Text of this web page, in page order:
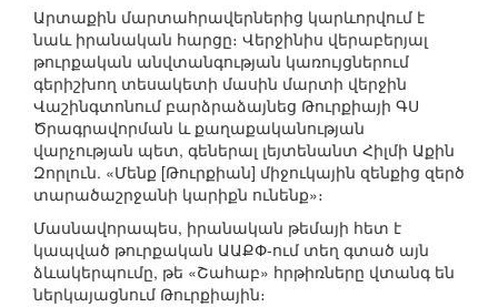
Արտաքին մարտահրավերներից կարևորվում է
նաև իրանական հարցը։ Վերջինիս վերաբերյալ
թուրքական անվտանգության կառույցներում
գերիշխող տեսակետի մասին մարտի վերջին
Վաշինգտոնում բարձրաձայնեց Թուրքիայի ԳՍ
Ծրագրավորման և քաղաքականության
վարչության պետ, գեներալ լեյտենանտ Հիլմի Աքին
Զորլուն. «Մենք [Թուրքիան] միջուկային զենքից զերծ
տարածաշրջանի կարիքն ունենք»։
Մասնավորապես, իրանական թեմայի հետ է
կապված թուրքական ԱԱՔՓ-ում տեղ գտած այն
ձևակերպումը, թե «Շահաբ» հրթիռները վտանգ են
ներկայացնում Թուրքիային։